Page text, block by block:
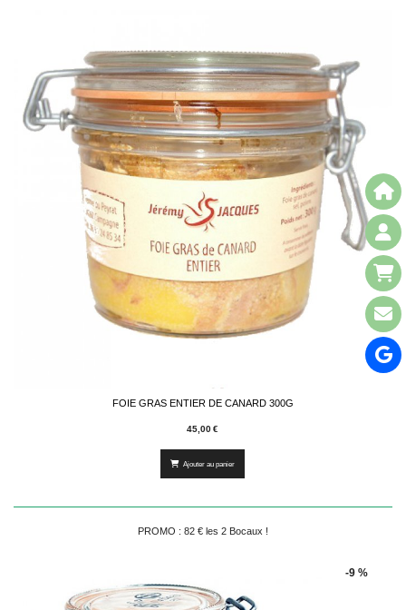
FOIE GRAS ENTIER DE CANARD 300G
45,00€
Ajouter au panier
PROMO : 82 € les 2 Bocaux !
-9 %